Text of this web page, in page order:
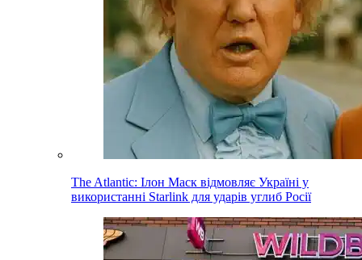
The Atlantic: Ілон Маск відмовляє Україні у
використанні Starlink для ударів углиб Росії